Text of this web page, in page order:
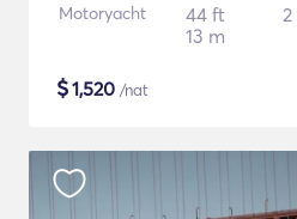
Motoryacht
44 ft
13 m
2
$1,520 /nat